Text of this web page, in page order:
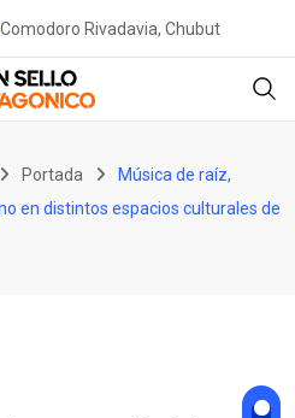
Comodoro Rivadavia, Chubut
Portada
Música de raíz,
en distintos espacios culturales de